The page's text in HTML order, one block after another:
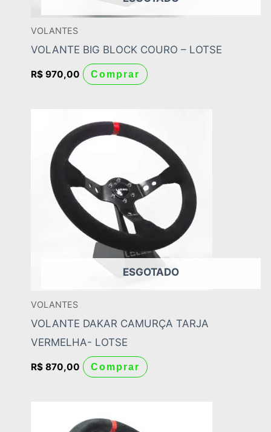
VOLANTES
VOLANTE BIG BLOCK COURO – LOTSE
R$ 970,00 Comprar
ESGOTADO
VOLANTES
VOLANTE DAKAR CAMURÇA TARJA
VERMELHA- LOTSE
R$ 870,00 Comprar